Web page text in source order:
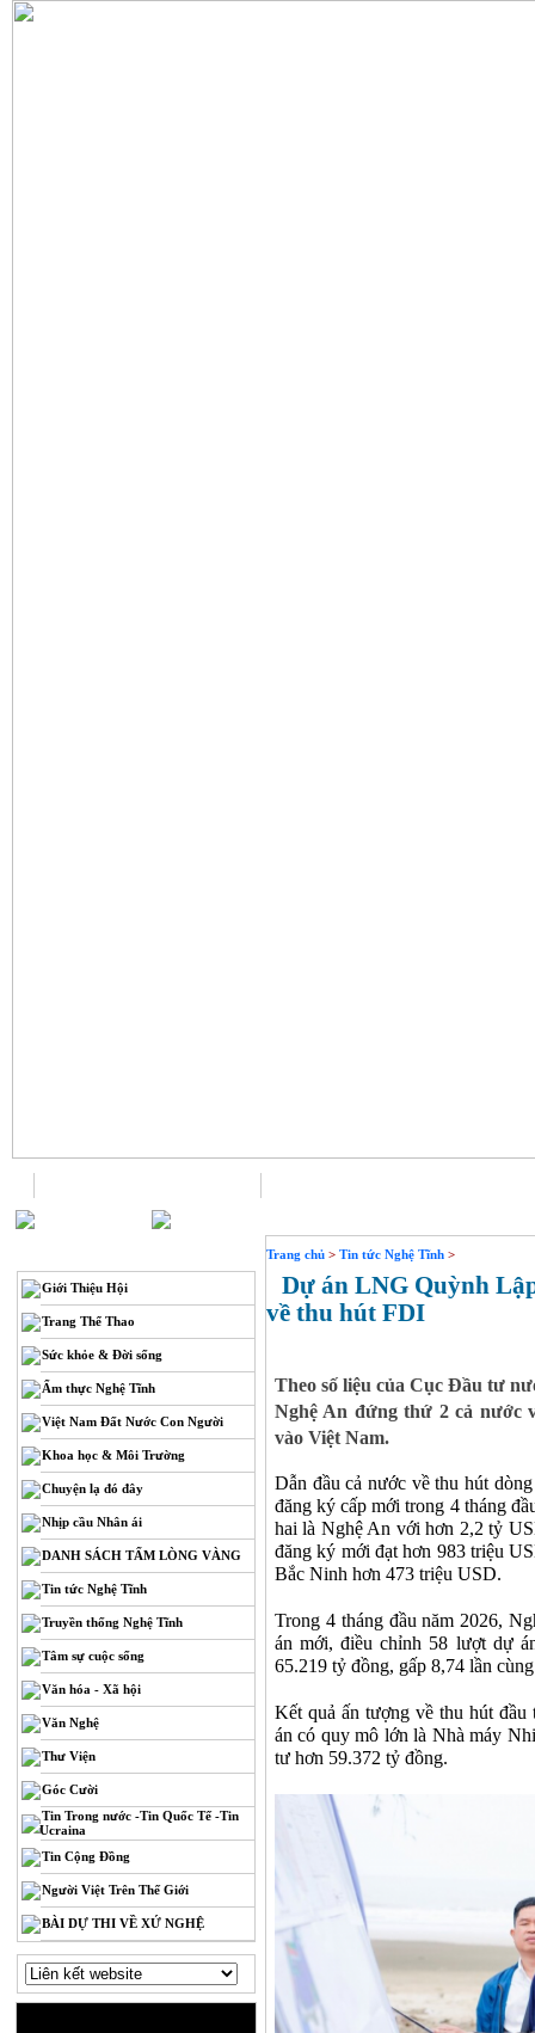
Giới Thiệu Hội
Trang Thể Thao
Sức khỏe & Đời sống
Ẩm thực Nghệ Tĩnh
Việt Nam Đất Nước Con Người
Khoa học & Môi Trường
Chuyện lạ đó đây
Nhịp cầu Nhân ái
DANH SÁCH TẤM LÒNG VÀNG
Tin tức Nghệ Tĩnh
Truyền thống Nghệ Tĩnh
Tâm sự cuộc sống
Văn hóa - Xã hội
Văn Nghệ
Thư Viện
Góc Cười
Tin Trong nước -Tin Quốc Tế -Tin
Ucraina
Tin Cộng Đồng
Người Việt Trên Thế Giới
BÀI DỰ THI VỀ XỨ NGHỆ
Trang chủ > Tin tức Nghệ Tĩnh >
Dự án LNG Quỳnh
về thu hút FDI
Theo số liệu của Cục Đầu tư
Nghệ An đứng thứ 2 cả nước
vào Việt Nam.
Dẫn đầu cả nước về thu hút
đăng ký cấp mới trong 4 tháng
hai là Nghệ An với hơn 2,2 tỷ
đăng ký mới đạt hơn 983 triệu
Bắc Ninh hơn 473 triệu USD.
Trong 4 tháng đầu năm 2026,
án mới, điều chỉnh 58 lượt dự
65.219 tỷ đồng, gấp 8,74 lần
Kết quả ấn tượng về thu hút
án có quy mô lớn là Nhà máy
tư hơn 59.372 tỷ đồng.